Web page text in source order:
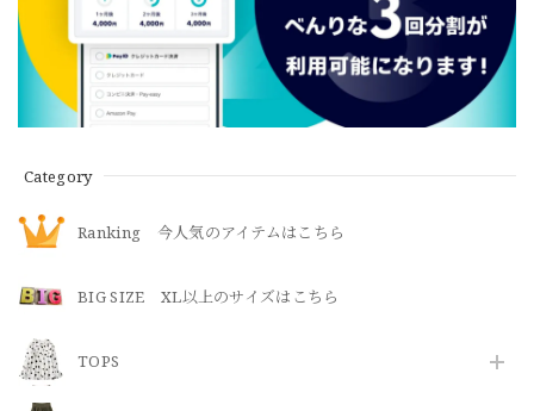
Category
Ranking 今人気のアイテムはこちら
BIG SIZE XL以上のサイズはこちら
TOPS